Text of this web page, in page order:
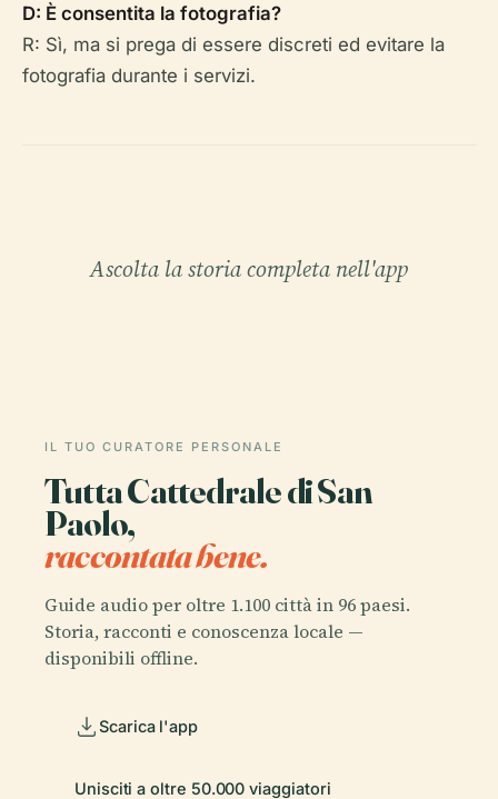
D: È consentita la fotografia?
R: Sì, ma si prega di essere discreti ed evitare la
fotografia durante i servizi.
Ascolta la storia completa nell'app
IL TUO CURATORE PERSONALE
Tutta Cattedrale di San
Paolo,
raccontata bene.
Guide audio per oltre 1.100 città in 96 paesi.
Storia, racconti e conoscenza locale —
disponibili offline.
Scarica l'app
Unisciti a oltre 50.000 viaggiatori